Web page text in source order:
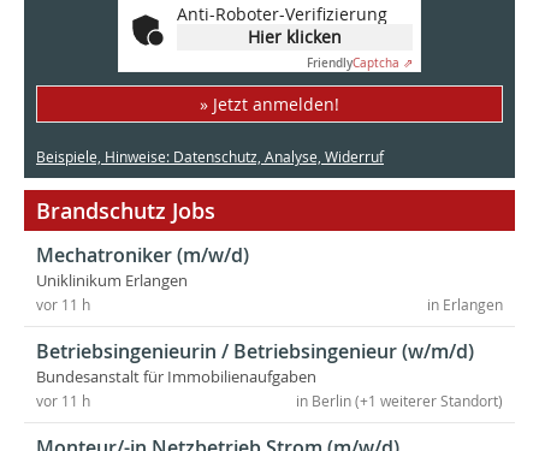
Anti-Roboter-Verifizierung
Hier klicken
FriendlyCaptcha ⇗
» Jetzt anmelden!
Beispiele, Hinweise: Datenschutz, Analyse, Widerruf
Brandschutz Jobs
Mechatroniker (m/w/d)
Uniklinikum Erlangen
in Erlangen
vor 11 h
Betriebsingenieurin / Betriebsingenieur (w/m/d)
Bundesanstalt für Immobilienaufgaben
in Berlin (+1 weiterer Standort)
vor 11 h